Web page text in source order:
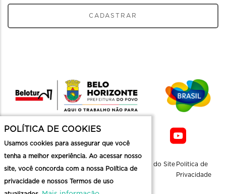
CADASTRAR
Mapa do Site Politica de
Privacidade
POLÍTICA DE COOKIES
Usamos cookies para assegurar que você
tenha a melhor experiência. Ao acessar nosso
site, você concorda com a nossa Política de
privacidade e nossos Termos de uso